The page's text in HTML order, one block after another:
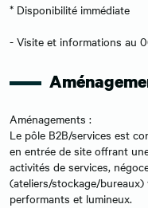
* Disponibilité immédiate
- Visite et informations au
Aménagements :
Le pôle B2B/services est
en entrée de site offrant
activités de services,
(ateliers/stockage/
performants et lumineux.